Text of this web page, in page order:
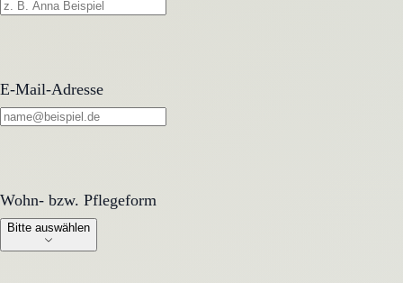
E-Mail-Adresse
Wohn- bzw. Pflegeform
Wohn- bzw. Pflegeform
Bitte auswählen